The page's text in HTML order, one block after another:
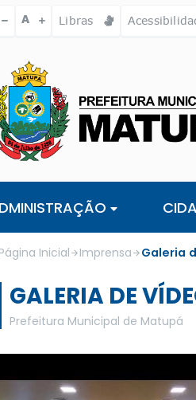
o conteúdo [alt+1] Ir para o menu [alt+2]
A Libras
Página Inicial Imprensa Galeria
GALERIA DE
Prefeitura Municipal de Matupá